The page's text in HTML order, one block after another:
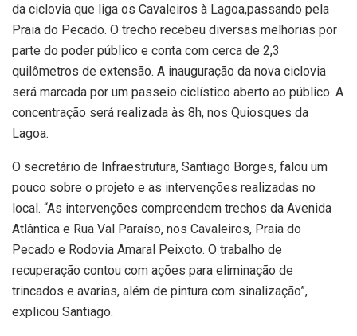
da ciclovia que liga os Cavaleiros à Lagoa,passando pela
Praia do Pecado. O trecho recebeu diversas melhorias por
parte do poder público e conta com cerca de 2,3
quilômetros de extensão. A inauguração da nova ciclovia
será marcada por um passeio ciclístico aberto ao público. A
concentração será realizada às 8h, nos Quiosques da
Lagoa.
O secretário de Infraestrutura, Santiago Borges, falou um
pouco sobre o projeto e as intervenções realizadas no
local. “As intervenções compreendem trechos da Avenida
Atlântica e Rua Val Paraíso, nos Cavaleiros, Praia do
Pecado e Rodovia Amaral Peixoto. O trabalho de
recuperação contou com ações para eliminação de
trincados e avarias, além de pintura com sinalização”,
explicou Santiago.